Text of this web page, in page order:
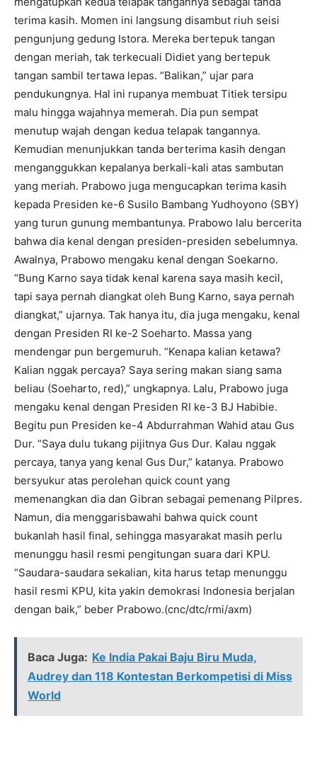
terima kasih. Momen ini langsung disambut riuh seisi
pengunjung gedung Istora. Mereka bertepuk tangan
dengan meriah, tak terkecuali Didiet yang bertepuk
tangan sambil tertawa lepas. “Balikan,” ujar para
pendukungnya. Hal ini rupanya membuat Titiek tersipu
malu hingga wajahnya memerah. Dia pun sempat
menutup wajah dengan kedua telapak tangannya.
Kemudian menunjukkan tanda berterima kasih dengan
menganggukkan kepalanya berkali-kali atas sambutan
yang meriah. Prabowo juga mengucapkan terima kasih
kepada Presiden ke-6 Susilo Bambang Yudhoyono (SBY)
yang turun gunung membantunya. Prabowo lalu bercerita
bahwa dia kenal dengan presiden-presiden sebelumnya.
Awalnya, Prabowo mengaku kenal dengan Soekarno.
“Bung Karno saya tidak kenal karena saya masih kecil,
tapi saya pernah diangkat oleh Bung Karno, saya pernah
diangkat,” ujarnya. Tak hanya itu, dia juga mengaku, kenal
dengan Presiden RI ke-2 Soeharto. Massa yang
mendengar pun bergemuruh. “Kenapa kalian ketawa?
Kalian nggak percaya? Saya sering makan siang sama
beliau (Soeharto, red),” ungkapnya. Lalu, Prabowo juga
mengaku kenal dengan Presiden RI ke-3 BJ Habibie.
Begitu pun Presiden ke-4 Abdurrahman Wahid atau Gus
Dur. “Saya dulu tukang pijitnya Gus Dur. Kalau nggak
percaya, tanya yang kenal Gus Dur,” katanya. Prabowo
bersyukur atas perolehan quick count yang
memenangkan dia dan Gibran sebagai pemenang Pilpres.
Namun, dia menggarisbawahi bahwa quick count
bukanlah hasil final, sehingga masyarakat masih perlu
menunggu hasil resmi pengitungan suara dari KPU.
“Saudara-saudara sekalian, kita harus tetap menunggu
hasil resmi KPU, kita yakin demokrasi Indonesia berjalan
dengan baik,” beber Prabowo.(cnc/dtc/rmi/axm)
Baca Juga: Ke India Pakai Baju Biru Muda,
Audrey dan 118 Kontestan Berkompetisi di Miss
World